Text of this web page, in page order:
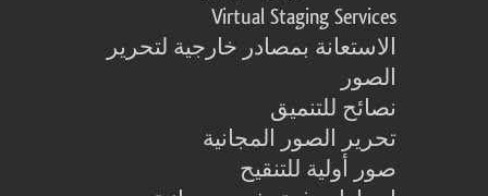
Virtual Staging Services
الاستعانة بمصادر خارجية لتحرير
الصور
نصائح للتنميق
تحرير الصور المجانية
صور أولية للتنقيح